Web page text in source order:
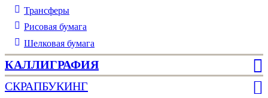
Трансферы
Рисовая бумага
Шелковая бумага
КАЛЛИГРАФИЯ
СКРАПБУКИНГ